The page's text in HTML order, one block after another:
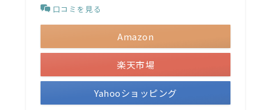
口コミを見る
Amazon
楽天市場
Yahooショッピング